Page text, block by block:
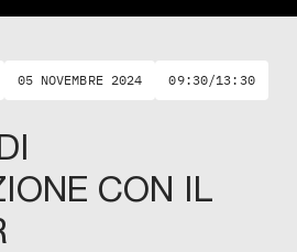
05 NOVEMBRE 2024 09:30/13:30
CON IL